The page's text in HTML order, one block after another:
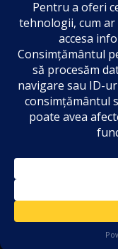
Acordul de
Disclaimer